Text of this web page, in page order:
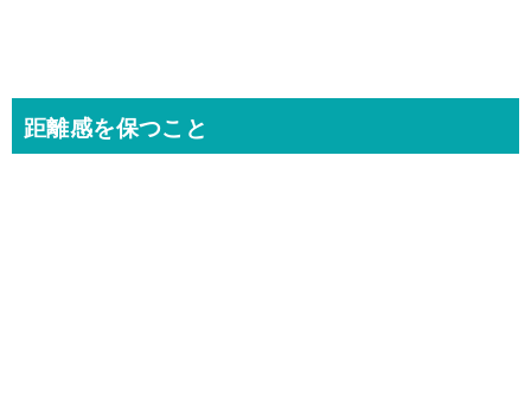
距離感を保つこと